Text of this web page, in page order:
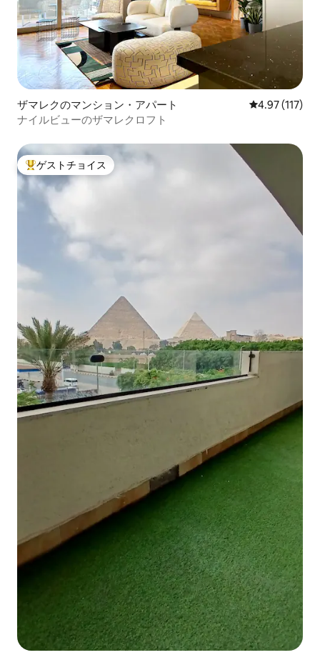
ザマレクのマンション・アパート レビュー117
4.97 (117)
ナイルビューのザマレクロフト
大好評のゲストチョイスです。
ゲストチョイス